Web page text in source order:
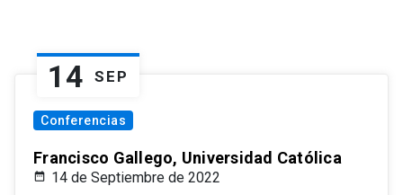
14 SEP
Conferencias
Francisco Gallego, Universidad Católica
14 de Septiembre de 2022